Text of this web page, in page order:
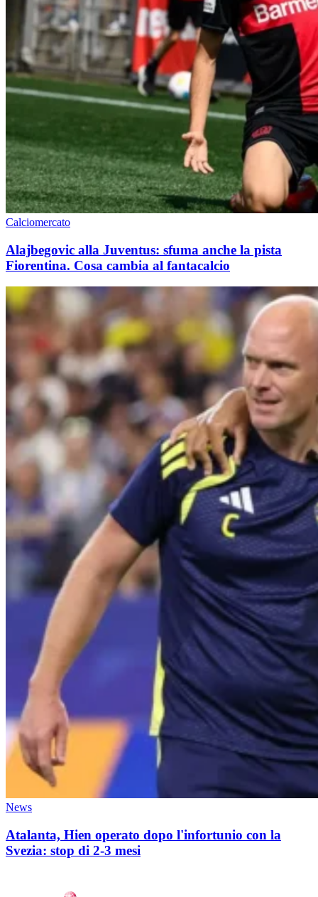
Calciomercato
Alajbegovic alla Juventus: sfuma anche la pista
Fiorentina. Cosa cambia al fantacalcio
News
Atalanta, Hien operato dopo l'infortunio con la
Svezia: stop di 2-3 mesi